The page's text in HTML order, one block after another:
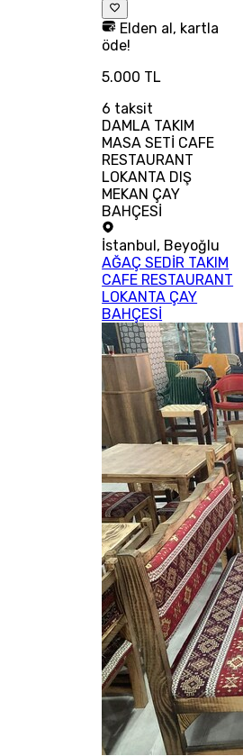
Elden al, kartla
öde!
5.000 TL
6 taksit
DAMLA TAKIM
MASA SETİ CAFE
RESTAURANT
LOKANTA DIŞ
MEKAN ÇAY
BAHÇESİ
İstanbul , Beyoğlu
AĞAÇ SEDİR TAKIM
CAFE RESTAURANT
LOKANTA ÇAY
BAHÇESİ